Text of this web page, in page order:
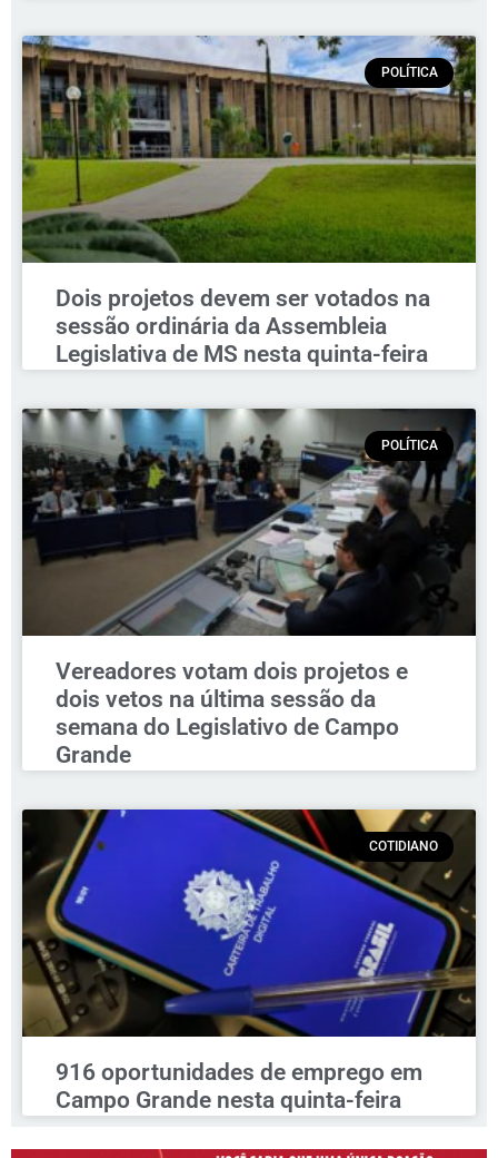
POLÍTICA
Dois projetos devem ser votados na
sessão ordinária da Assembleia
Legislativa de MS nesta quinta-feira
POLÍTICA
Vereadores votam dois projetos e
dois vetos na última sessão da
semana do Legislativo de Campo
Grande
COTIDIANO
916 oportunidades de emprego em
Campo Grande nesta quinta-feira